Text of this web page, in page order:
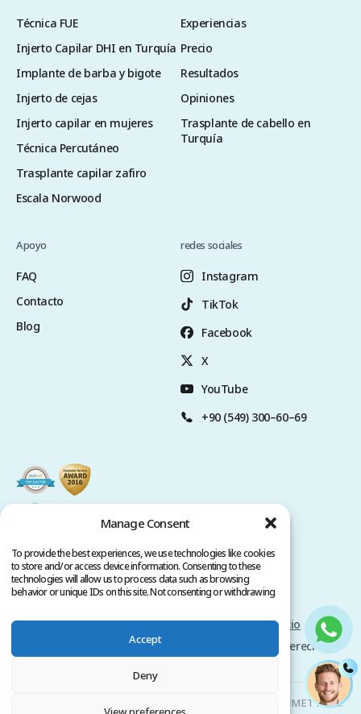
Manage Consent
To provide the best experiences, we use technologies like cookies
to store and/or access device information. Consenting to these
technologies will allow us to process data such as browsing
behavior or unique IDs on this site. Not consenting or withdrawing
Accept
Deny
Técnica FUE
Injerto Capilar DHI en Turquía
Implante de barba y bigote
Injerto de cejas
Injerto capilar en mujeres
Técnica Percutáneo
Trasplante capilar zafiro
Escala Norwood
Experiencias
Precio
Resultados
Opiniones
Trasplante de cabello en
Turquía
Apoyo
FAQ
Contacto
Blog
redes sociales
Instagram
TikTok
Facebook
X
YouTube
+90 (549) 300–60–69
Politica de privacidad
Términos del servicio
Copyright @ 2026 www.clinicana.com. Todos los derechos
reservados.
Clinicana Trasplante Capilar & Cirugías Estéticas | HACIAHMET MAH.